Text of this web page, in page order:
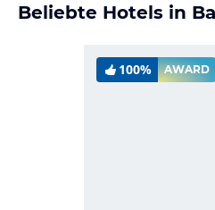
Beliebte Hotels in
100% AWARD